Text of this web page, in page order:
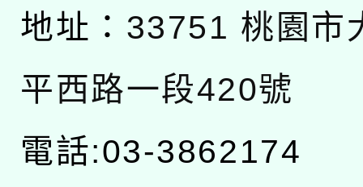
地址： 33751 桃園市
平西路一段420號
電話:03-3862174